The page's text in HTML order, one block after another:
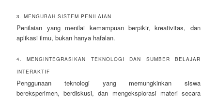
3. MENGUBAH SISTEM PENILAIAN
Penilaian yang menilai kemampuan berpikir, kreativitas, dan
aplikasi ilmu, bukan hanya hafalan.
4. MENGINTEGRASIKAN TEKNOLOGI DAN SUMBER BELAJAR
INTERAKTIF
Penggunaan teknologi yang memungkinkan siswa
bereksperimen, berdiskusi, dan mengeksplorasi materi secara